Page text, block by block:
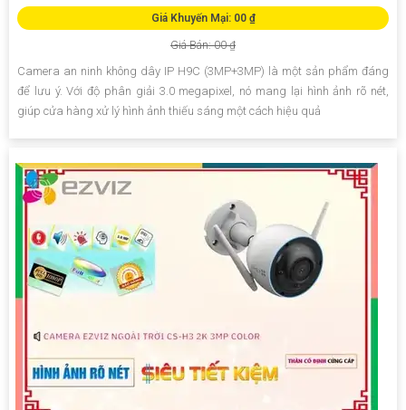
Giá Khuyến Mại: 00 ₫
Giá Bán: 00 ₫
Camera an ninh không dây IP H9C (3MP+3MP) là một sản phẩm đáng
để lưu ý. Với độ phân giải 3.0 megapixel, nó mang lại hình ảnh rõ nét,
giúp cửa hàng xử lý hình ảnh thiếu sáng một cách hiệu quả